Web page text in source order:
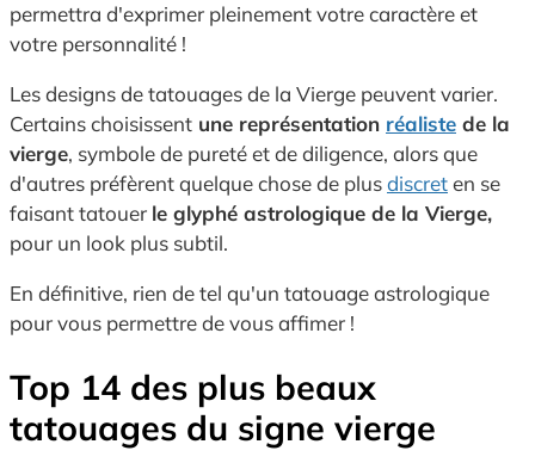
permettra d'exprimer pleinement votre caractère et
votre personnalité !
Les designs de tatouages de la Vierge peuvent varier.
Certains choisissent une représentation réaliste de la
vierge, symbole de pureté et de diligence, alors que
d'autres préfèrent quelque chose de plusdiscreten se
faisant tatouer le glyphé astrologique de la Vierge,
pour un look plus subtil.
En définitive, rien de tel qu'un tatouage astrologique
pour vous permettre de vous affimer !
Top 14 des plus beaux
tatouages du signe vierge